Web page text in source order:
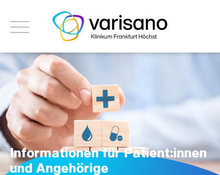
Informationen für Patient:innen
und Angehörige